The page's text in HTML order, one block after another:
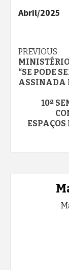
Abril/2025
PREVIOUS
“SE PODE
ASSINADA
10ª